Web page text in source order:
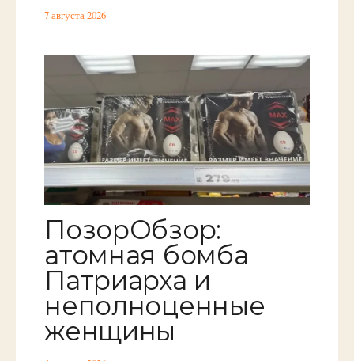
7 августа 2026
ПозорОбзор:
атомная бомба
Патриарха и
неполноценные
женщины